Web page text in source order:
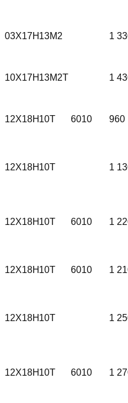
03Х17Н13М2 1
10Х17Н13М2Т 1
12Х18Н10Т 6010 960
12Х18Н10Т 1
12Х18Н10Т 6010 1
12Х18Н10Т 6010 1
12Х18Н10Т 1
12Х18Н10Т 6010 1